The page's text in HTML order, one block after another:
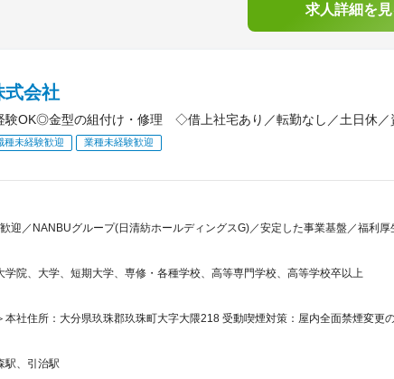
求人詳細を見
式会社
験OK◎金型の組付け・修理 ◇借上社宅あり／転勤なし／土日休／
種未経験歓迎 業種未経験歓迎
／NANBUグループ(日清紡ホールディングスG)／安定した事業基盤／福利厚
学院、大学、短期大学、専修・各種学校、高等専門学校、高等学校卒以上
本社住所：大分県玖珠郡玖珠町大字大隈218 受動喫煙対策：屋内全面禁煙変更
駅、引治駅